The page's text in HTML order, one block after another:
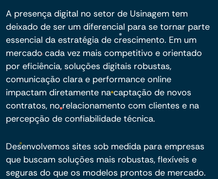
A presença digital no setor de Usinagem tem
deixado de ser um diferencial para se tornar parte
essencial da estratégia de crescimento. Em um
mercado cada vez mais competitivo e orientado
por eficiência, soluções digitais robustas,
comunicação clara e performance online
impactam diretamente na captação de novos
contratos, no relacionamento com clientes e na
percepção de confiabilidade técnica.
Desenvolvemos sites sob medida para empresas
que buscam soluções mais robustas, flexíveis e
seguras do que os modelos prontos de mercado.